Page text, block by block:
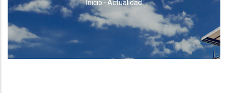
RUTA
DE
NAVEGACIÓN
Inicio -Actualidad